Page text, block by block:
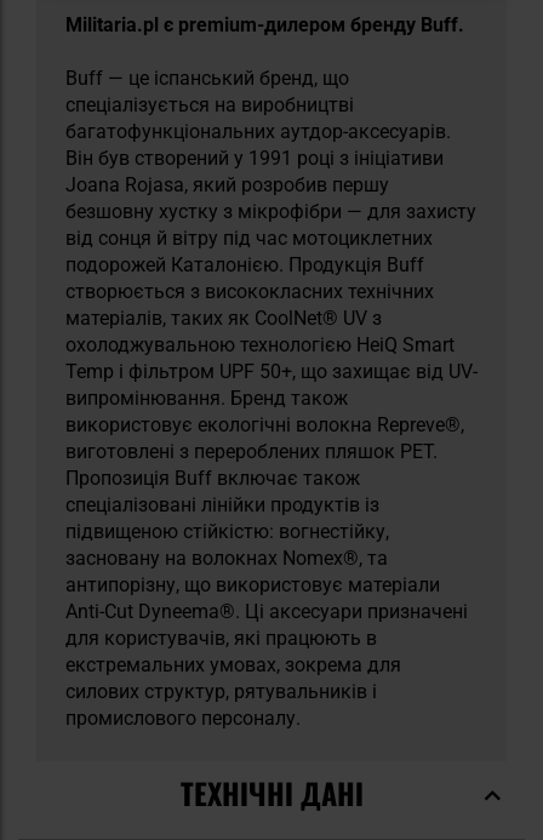
Militaria.pl є premium-дилером бренду Buff.
Buff — це іспанський бренд, що
спеціалізується на виробництві
багатофункціональних аутдор-аксесуарів.
Він був створений у 1991 році з ініціативи
Joana Rojasa, який розробив першу
безшовну хустку з мікрофібри — для захисту
від сонця й вітру під час мотоциклетних
подорожей Каталонією. Продукція Buff
створюється з висококласних технічних
матеріалів, таких як CoolNet® UV з
охолоджувальною технологією HeiQ Smart
Temp і фільтром UPF 50+, що захищає від UV-
випромінювання. Бренд також
використовує екологічні волокна Repreve®,
виготовлені з перероблених пляшок PET.
Пропозиція Buff включає також
спеціалізовані лінійки продуктів із
підвищеною стійкістю: вогнестійку,
засновану на волокнах Nomex®, та
антипорізну, що використовує матеріали
Anti-Cut Dyneema®. Ці аксесуари призначені
для користувачів, які працюють в
екстремальних умовах, зокрема для
силових структур, рятувальників і
промислового персоналу.
ТЕХНІЧНІ ДАНІ